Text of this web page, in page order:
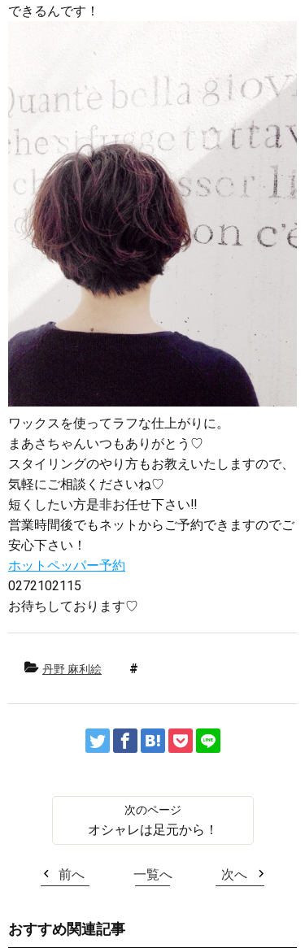
できるんです！
ワックスを使ってラフな仕上がりに。
まあさちゃんいつもありがとう♡
スタイリングのやり方もお教えいたしますので、
気軽にご相談くださいね♡
短くしたい方是非お任せ下さい‼︎
営業時間後でもネットからご予約できますのでご
安心下さい！
ホットペッパー予約
0272102115
お待ちしております♡
丹野 麻利絵
オシャレは足元から！
前へ 一覧へ 次へ
おすすめ関連記事